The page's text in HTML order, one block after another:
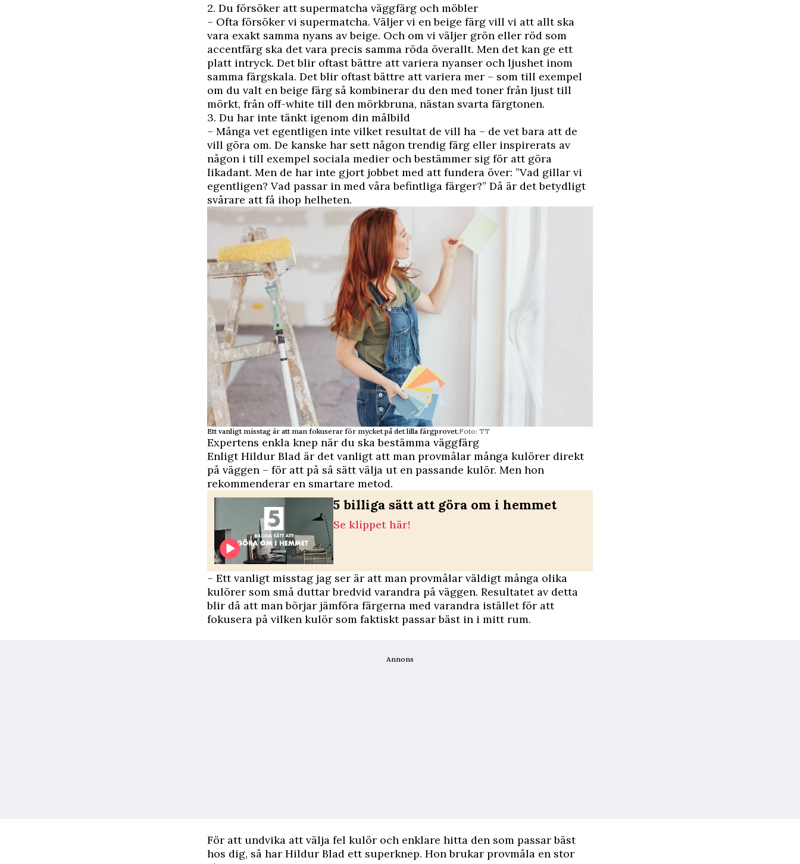
2. Du försöker att supermatcha väggfärg och möbler
– Ofta försöker vi supermatcha. Väljer vi en beige färg vill vi att allt ska
vara exakt samma nyans av beige. Och om vi väljer grön eller röd som
accentfärg ska det vara precis samma röda överallt. Men det kan ge ett
platt intryck. Det blir oftast bättre att variera nyanser och ljushet inom
samma färgskala. Det blir oftast bättre att variera mer – som till exempel
om du valt en beige färg så kombinerar du den med toner från ljust till
mörkt, från off-white till den mörkbruna, nästan svarta färgtonen.
3. Du har inte tänkt igenom din målbild
– Många vet egentligen inte vilket resultat de vill ha – de vet bara att de
vill göra om. De kanske har sett någon trendig färg eller inspirerats av
någon i till exempel sociala medier och bestämmer sig för att göra
likadant. Men de har inte gjort jobbet med att fundera över: ”Vad gillar vi
egentligen? Vad passar in med våra befintliga färger?” Då är det betydligt
svårare att få ihop helheten.
Ett vanligt misstag är att man fokuserar för mycket på det lilla färgprovet.Foto: TT
Expertens enkla knep när du ska bestämma väggfärg
Enligt Hildur Blad är det vanligt att man provmålar många kulörer direkt
på väggen – för att på så sätt välja ut en passande kulör. Men hon
rekommenderar en smartare metod.
5 billiga sätt att göra om i hemmet
Se klippet här!
– Ett vanligt misstag jag ser är att man provmålar väldigt många olika
kulörer som små duttar bredvid varandra på väggen. Resultatet av detta
blir då att man börjar jämföra färgerna med varandra istället för att
fokusera på vilken kulör som faktiskt passar bäst in i mitt rum.
Annons
För att undvika att välja fel kulör och enklare hitta den som passar bäst
hos dig, så har Hildur Blad ett superknep. Hon brukar provmåla en stor